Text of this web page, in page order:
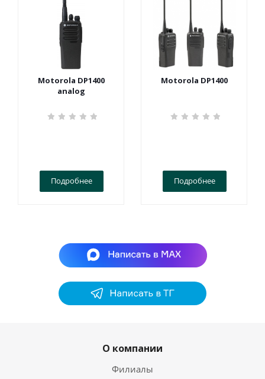
Motorola DP1400
analog
Подробнее
Motorola DP1400
Подробнее
О компании
Филиалы